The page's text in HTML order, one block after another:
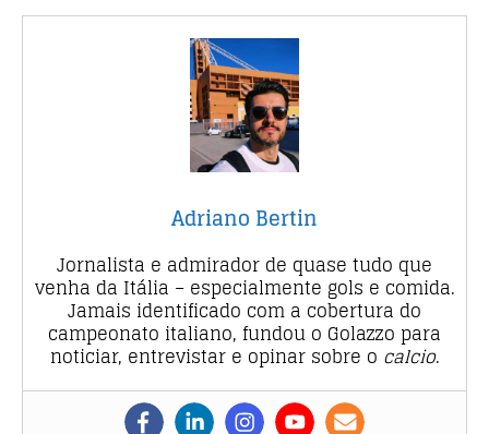
Adriano Bertin
Jornalista e admirador de quase tudo que
venha da Itália – especialmente gols e comida.
Jamais identificado com a cobertura do
campeonato italiano, fundou o Golazzo para
noticiar, entrevistar e opinar sobre o calcio.